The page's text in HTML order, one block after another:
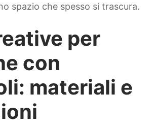
spazio che spesso si trascura.
per
con
materiali e